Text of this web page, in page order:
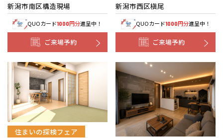
新潟市南区構造現場
QUOカード1000円分進呈中！
ご来場予約
新潟市西区槇尾
QUOカード1000円分進呈中！
ご来場予約
住まいの探検フェア